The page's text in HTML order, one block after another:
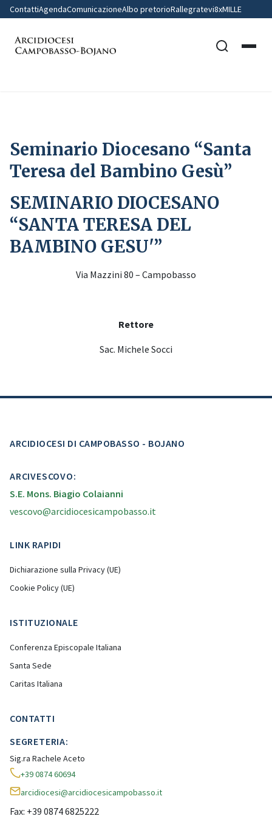
ContattiAgendaComunicazioneAlbo pretorioRallegratevi8xMILLE
Seminario Diocesano “Santa
Teresa del Bambino Gesù”
SEMINARIO DIOCESANO
“SANTA TERESA DEL
BAMBINO GESU'”
Via Mazzini 80 – Campobasso
Rettore
Sac. Michele Socci
ARCIDIOCESI DI CAMPOBASSO - BOJANO
ARCIVESCOVO:
S.E. Mons. Biagio Colaianni
vescovo@arcidiocesicampobasso.it
LINK RAPIDI
Dichiarazione sulla Privacy (UE)
Cookie Policy (UE)
ISTITUZIONALE
Conferenza Episcopale Italiana
Santa Sede
Caritas Italiana
CONTATTI
SEGRETERIA:
Sig.ra Rachele Aceto
+39 0874 60694
arcidiocesi@arcidiocesicampobasso.it
Fax: +39 0874 6825222